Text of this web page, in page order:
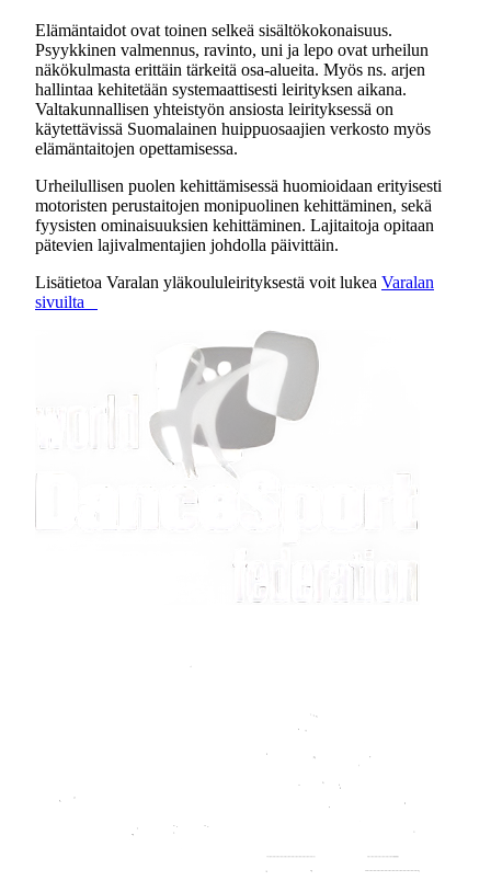
Elämäntaidot ovat toinen selkeä sisältökokonaisuus.
Psyykkinen valmennus, ravinto, uni ja lepo ovat urheilun
näkökulmasta erittäin tärkeitä osa-alueita. Myös ns. arjen
hallintaa kehitetään systemaattisesti leirityksen aikana.
Valtakunnallisen yhteistyön ansiosta leirityksessä on
käytettävissä Suomalainen huippuosaajien verkosto myös
elämäntaitojen opettamisessa.
Urheilullisen puolen kehittämisessä huomioidaan erityisesti
motoristen perustaitojen monipuolinen kehittäminen, sekä
fyysisten ominaisuuksien kehittäminen. Lajitaitoja opitaan
pätevien lajivalmentajien johdolla päivittäin.
Lisätietoa Varalan yläkoululeirityksestä voit lukea Varalan
sivuilta